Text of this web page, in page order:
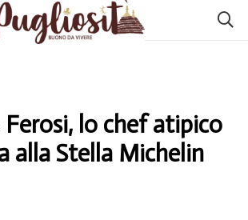
Ferosi, lo chef atipico
alla Stella Michelin